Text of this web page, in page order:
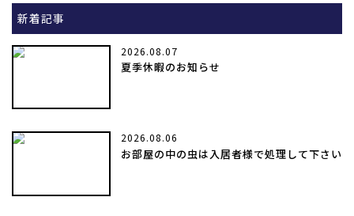
新着記事
2026.08.07
夏季休暇のお知らせ
2026.08.06
お部屋の中の虫は入居者様で処理して下さい